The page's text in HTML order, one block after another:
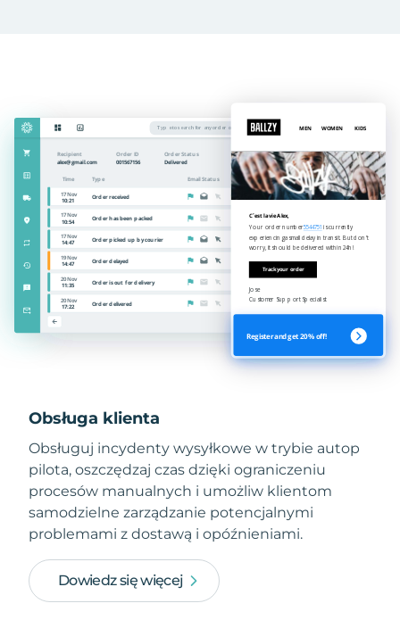
Obsługa klienta
Obsługuj incydenty wysyłkowe w trybie autop
pilota, oszczędzaj czas dzięki ograniczeniu
procesów manualnych i umożliw klientom
samodzielne zarządzanie potencjalnymi
problemami z dostawą i opóźnieniami.
Dowiedz się więcej